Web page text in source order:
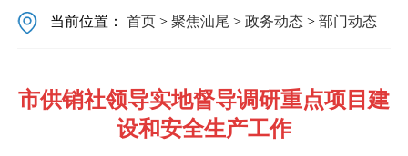
当前位置：首页 >聚焦汕尾 >政务动态 >部门动态
市供销社领导实地督导调研重点项目建
设和安全生产工作